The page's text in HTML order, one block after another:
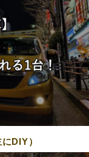
DIY）